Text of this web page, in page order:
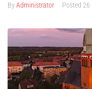
ByAdministrator Posted 26